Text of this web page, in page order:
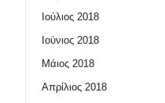
Ιούλιος 2018
Ιούνιος 2018
Μάιος 2018
Απρίλιος 2018